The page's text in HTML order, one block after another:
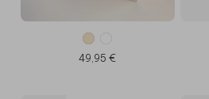
49,95 €